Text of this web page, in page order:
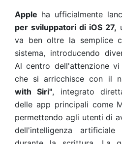
Apple ha ufficialmente
per sviluppatori di iOS 27,
va ben oltre la semplice
sistema, introducendo
Al centro dell'attenzione
che si arricchisce con il
with Siri", integrato
delle app principali come
permettendo agli utenti di
dell'intelligenza